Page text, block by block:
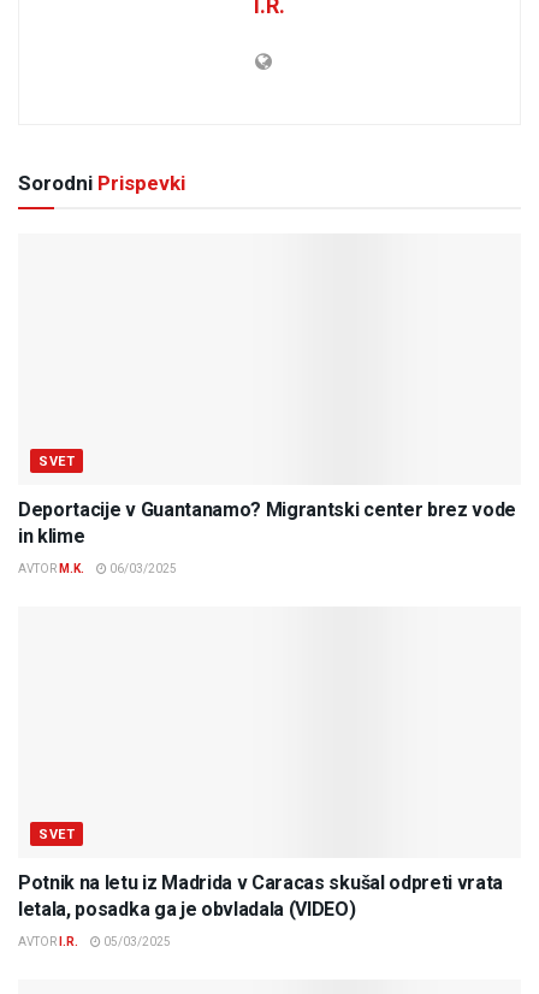
I.R.
Sorodni Prispevki
SVET
Deportacije v Guantanamo? Migrantski center brez vode
in klime
AVTOR M.K. 06/03/2025
SVET
Potnik na letu iz Madrida v Caracas skušal odpreti vrata
letala, posadka ga je obvladala (VIDEO)
AVTOR I.R. 05/03/2025